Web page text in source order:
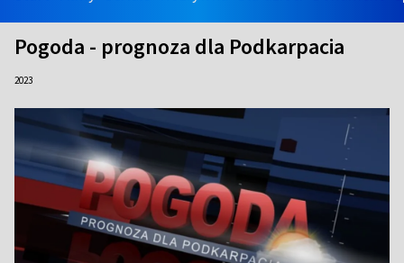
Pogoda - prognoza dla Podkarpacia
2023